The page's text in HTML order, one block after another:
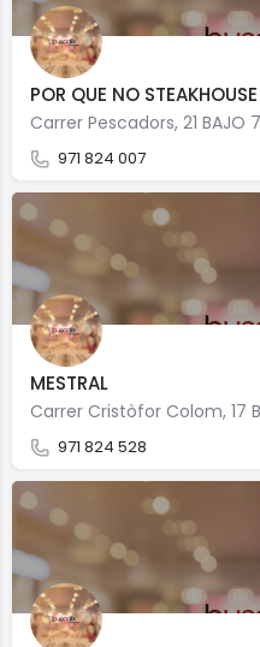
POR QUE NO STEAKHOUSE
Carrer Pescadors, 21
971 824 007
MESTRAL
Carrer Cristòfor Colom, 17
971 824 528